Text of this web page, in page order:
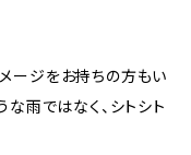
ージをお持ちの方もい
な雨ではなく、シトシト